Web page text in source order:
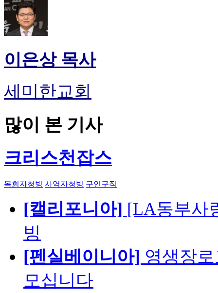
이은상 목사
세미한교회
많이 본 기사
크리스천잡스
목회자청빙 사역자청빙 구인구직
[캘리포니아] [LA동부사
빙
[펜실베이니아] 영생장
모십니다